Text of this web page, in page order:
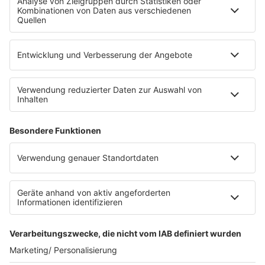
Die Uniklinik Tübingen hat ein neues Fahrradparkhaus
eröffnet. Direkt an der Medizinischen Klinik bietet es
E-Bikes über eine Photovoltaikanlage auf dem …
Impressum
Datenschutzerklärung
Datenschutzeinstellungen